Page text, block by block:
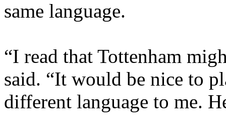
same language.
“I read that Tottenham
said. “It would be nice to
different language to me.